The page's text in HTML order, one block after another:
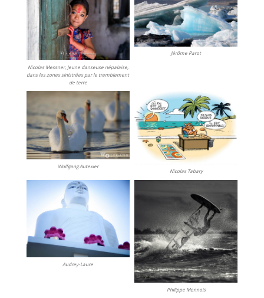
Nicolas Messner, Jeune danseuse népalaise,
dans les zones sinistrées par le tremblement
de terre
Jérôme Parot
Wolfgang Autexier
Nicolas Tabary
Audrey-Laure
Philippe Monnois